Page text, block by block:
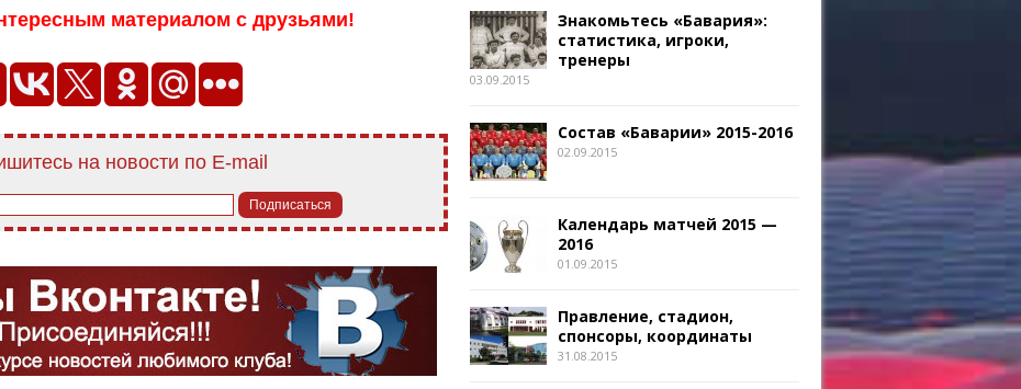
материалом с друзьями!
на новости по E-mail
Знакомьтесь «Бавария»:
статистика, игроки,
тренеры
03.09.2015
Состав «Баварии» 2015-2016
02.09.2015
Календарь матчей 2015 —
2016
01.09.2015
Правление, стадион,
спонсоры, координаты
31.08.2015